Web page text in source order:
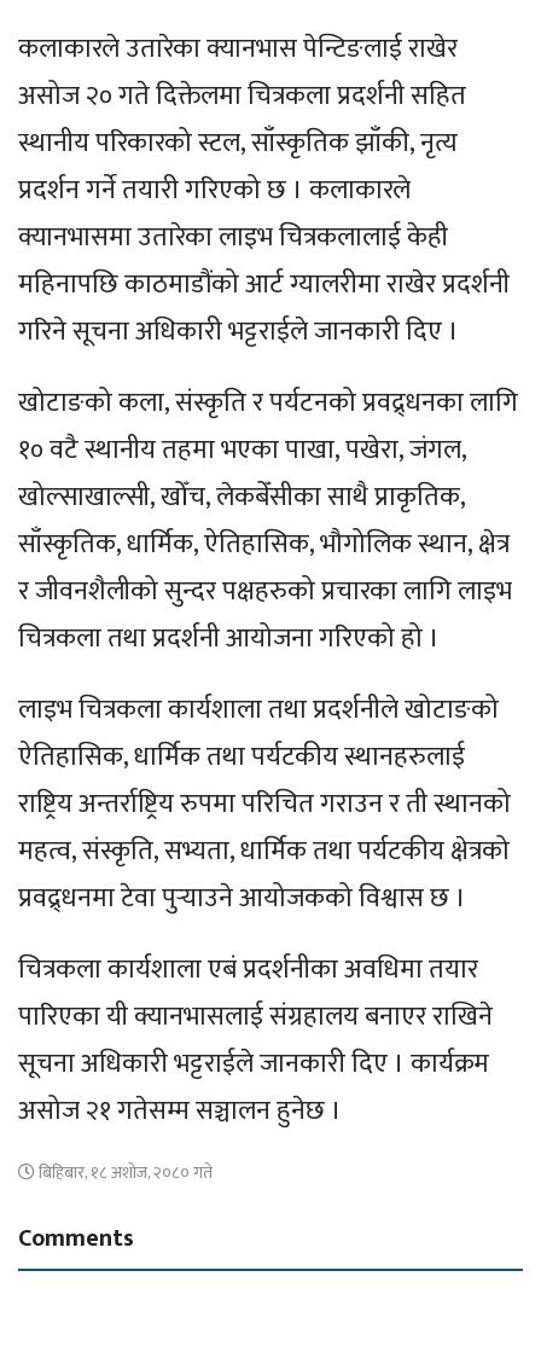
कलाकारले उतारेका क्यानभास पेन्टिङलाई राखेर
असोज २० गते दिक्तेलमा चित्रकला प्रदर्शनी सहित
स्थानीय परिकारको स्टल, साँस्कृतिक झाँकी, नृत्य
प्रदर्शन गर्ने तयारी गरिएको छ । कलाकारले
क्यानभासमा उतारेका लाइभ चित्रकलालाई केही
महिनापछि काठमाडौंको आर्ट ग्यालरीमा राखेर प्रदर्शनी
गरिने सूचना अधिकारी भट्टराईले जानकारी दिए ।
खोटाङको कला, संस्कृति र पर्यटनको प्रवद्र्धनका लागि
१० वटै स्थानीय तहमा भएका पाखा, पखेरा, जंगल,
खोल्साखाल्सी, खोँच, लेकबेँसीका साथै प्राकृतिक,
साँस्कृतिक, धार्मिक, ऐतिहासिक, भौगोलिक स्थान, क्षेत्र
र जीवनशैलीको सुन्दर पक्षहरुको प्रचारका लागि लाइभ
चित्रकला तथा प्रदर्शनी आयोजना गरिएको हो ।
लाइभ चित्रकला कार्यशाला तथा प्रदर्शनीले खोटाङको
ऐतिहासिक, धार्मिक तथा पर्यटकीय स्थानहरुलाई
राष्ट्रिय अन्तर्राष्ट्रिय रुपमा परिचित गराउन र ती स्थानको
महत्व, संस्कृति, सभ्यता, धार्मिक तथा पर्यटकीय क्षेत्रको
प्रवद्र्धनमा टेवा पुर्‍याउने आयोजकको विश्वास छ ।
चित्रकला कार्यशाला एबं प्रदर्शनीका अवधिमा तयार
पारिएका यी क्यानभासलाई संग्रहालय बनाएर राखिने
सूचना अधिकारी भट्टराईले जानकारी दिए । कार्यक्रम
असोज २१ गतेसम्म सञ्चालन हुनेछ ।
बिहिबार, १८ अशोज, २०८० गते
Comments